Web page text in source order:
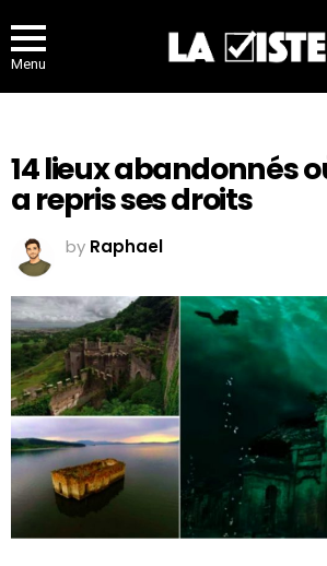
Menu
14 lieux abandonnés
a repris ses droits
by Raphael